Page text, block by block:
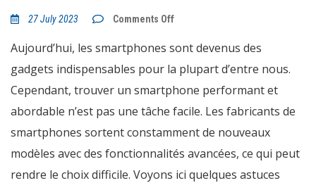
27 July 2023 Comments Offon
un
performant
pas
cher
?
Aujourd’hui, les smartphones sont devenus des
gadgets indispensables pour la plupart d’entre nous.
Cependant, trouver un smartphone performant et
abordable n’est pas une tâche facile. Les fabricants de
smartphones sortent constamment de nouveaux
modèles avec des fonctionnalités avancées, ce qui peut
rendre le choix difficile. Voyons ici quelques astuces